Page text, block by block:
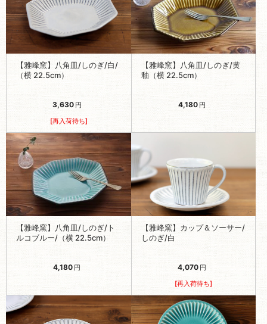
【雅峰窯】八角皿/しのぎ/白/
（横 22.5cm）
3,630 円
[再入荷待ち]
【雅峰窯】八角皿/しのぎ/黄
釉（横 22.5cm）
4,180 円
【雅峰窯】八角皿/しのぎ/ト
ルコブルー/（横 22.5cm）
4,180 円
【雅峰窯】カップ＆ソーサー/
しのぎ/白
4,070 円
[再入荷待ち]